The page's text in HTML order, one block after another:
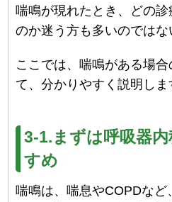
喘鳴が現れたとき、どの
のか迷う方も多いのではな
ここでは、喘鳴がある場
て、分かりやすく説明しま
3-1.まずは呼吸器
すめ
喘鳴は、喘息やCOPDなど